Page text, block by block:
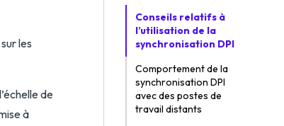
les
de
à
Conseils relatifs à
l’utilisation de la
synchronisation DPI
Comportement de la
synchronisation DPI
avec des postes de
travail distants